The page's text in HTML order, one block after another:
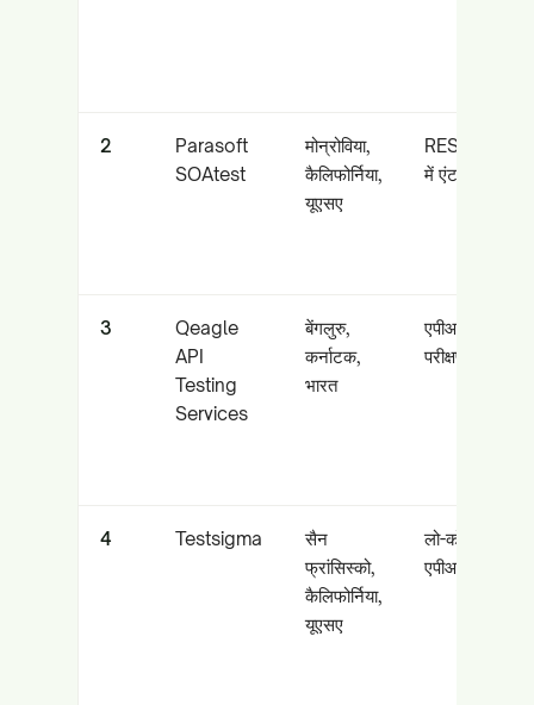
2
Parasoft
SOAtest
मोन्रोविया,
कैलिफोर्निया,
यूएसए
REST/
में एंटरप्राइज
3
Qeagle
API
Testing
Services
बेंगलुरु,
कर्नाटक,
भारत
एपीआई
परीक्षण के लिए
4 Testsigma
सैन
फ्रांसिस्को,
कैलिफोर्निया,
यूएसए
लो-कोड एआई-
एपीआई, वेब और